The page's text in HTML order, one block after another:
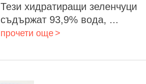
Тези хидратиращи зеленчуци
съдържат 93,9% вода, ...
прочети още